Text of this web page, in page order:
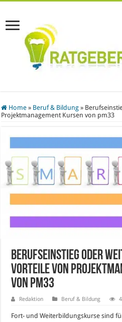
Home » Beruf & Bildung »
Projektmanagement Kursen von pm33
Berufseinstieg oder
Vorteile von
von pm33
Redaktion Beruf & Bildung
Fort- und Weiterbildungskurse sind